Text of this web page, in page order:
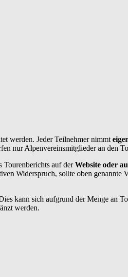
werden. Jeder Teilnehmer nimmt
nur Alpenvereinsmitglieder an den
Tourenberichts auf derWebsite oder
Widerspruch, sollte oben genannte
kann sich aufgrund der Menge an
werden.